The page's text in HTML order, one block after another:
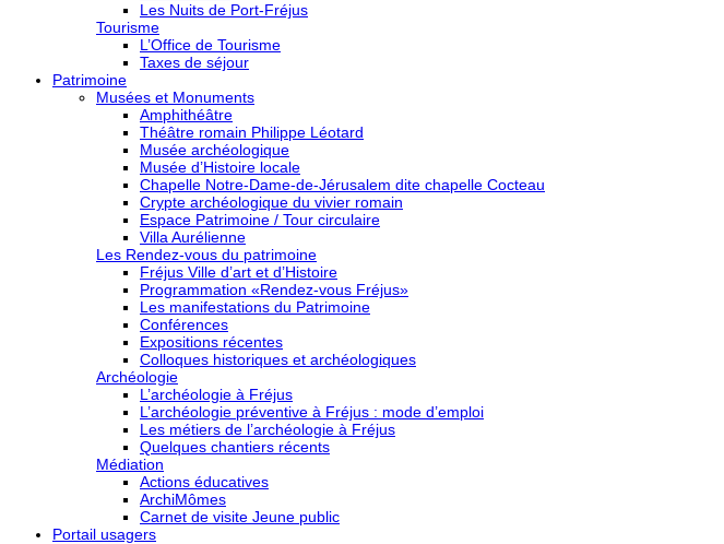
Les Nuits de Port-Fréjus
Tourisme
L’Office de Tourisme
Taxes de séjour
Patrimoine
Musées et Monuments
Amphithéâtre
Théâtre romain Philippe Léotard
Musée archéologique
Musée d’Histoire locale
Chapelle Notre-Dame-de-Jérusalem dite chapelle Cocteau
Crypte archéologique du vivier romain
Espace Patrimoine / Tour circulaire
Villa Aurélienne
Les Rendez-vous du patrimoine
Fréjus Ville d’art et d’Histoire
Programmation «Rendez-vous Fréjus»
Les manifestations du Patrimoine
Conférences
Expositions récentes
Colloques historiques et archéologiques
Archéologie
L’archéologie à Fréjus
L’archéologie préventive à Fréjus : mode d’emploi
Les métiers de l’archéologie à Fréjus
Quelques chantiers récents
Médiation
Actions éducatives
ArchiMômes
Carnet de visite Jeune public
Portail usagers